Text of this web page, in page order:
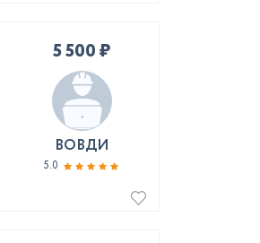
5 500 ₽
ВОВДИ
5.0